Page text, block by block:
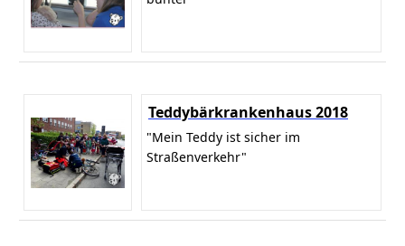
Teddybärkrankenhaus 2018
"Mein Teddy ist sicher im
Straßenverkehr"